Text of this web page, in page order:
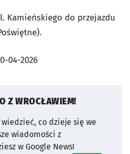
Kamieńskiego do przejazdu
04-2026
Z WROCŁAWIEM!
co dzieje się we
wiadomości z
w Google News!